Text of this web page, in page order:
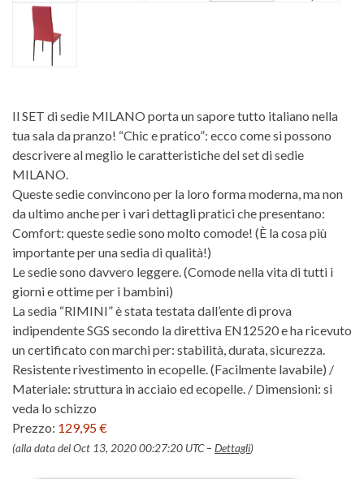
Il SET di sedie MILANO porta un sapore tutto italiano nella
tua sala da pranzo! “Chic e pratico”: ecco come si possono
descrivere al meglio le caratteristiche del set di sedie
MILANO.
Queste sedie convincono per la loro forma moderna, ma non
da ultimo anche per i vari dettagli pratici che presentano:
Comfort: queste sedie sono molto comode! (È la cosa più
importante per una sedia di qualità!)
Le sedie sono davvero leggere. (Comode nella vita di tutti i
giorni e ottime per i bambini)
La sedia “RIMINI” è stata testata dall’ente di prova
indipendente SGS secondo la direttiva EN12520 e ha ricevuto
un certificato con marchi per: stabilità, durata, sicurezza.
Resistente rivestimento in ecopelle. (Facilmente lavabile) /
Materiale: struttura in acciaio ed ecopelle. / Dimensioni: si
veda lo schizzo
Prezzo: 129,95 €
(alla data del Oct 13, 2020 00:27:20 UTC – Dettagli)